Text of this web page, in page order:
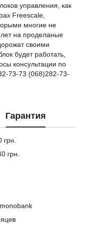
управления, как
Freescale,
многие не
на проделаные
своими
будет работать,
консультации по
73-73 (068)282-73-
Гарантия
грн.